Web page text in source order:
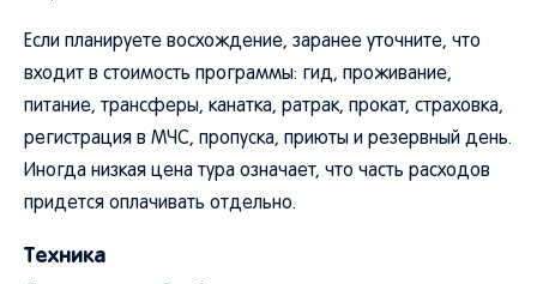
Если планируете восхождение, заранее уточните, что
входит в стоимость программы: гид, проживание,
питание, трансферы, канатка, ратрак, прокат, страховка,
регистрация в МЧС, пропуска, приюты и резервный день.
Иногда низкая цена тура означает, что часть расходов
придется оплачивать отдельно.
Техника